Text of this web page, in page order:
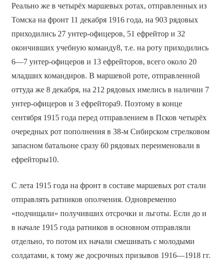
Реально же в четырёх маршевых ротах, отправленных из
Томска на фронт 11 декабря 1916 года, на 903 рядовых
приходились 27 унтер-офицеров, 51 ефрейтор и 32
окончивших учебную команду8, т.е. на роту приходились
6—7 унтер-офицеров и 13 ефрейторов, всего около 20
младших командиров. В маршевой роте, отправленной
оттуда же 8 декабря, на 212 рядовых имелись в наличии 7
унтер-офицеров и 3 ефрейтора9. Поэтому в конце
сентября 1915 года перед отправлением в Псков четырёх
очередных рот пополнения в 38-м Сибирском стрелковом
запасном батальоне сразу 60 рядовых переименовали в
ефрейторы10.
С лета 1915 года на фронт в составе маршевых рот стали
отправлять ратников ополчения. Одновременно
«подчищали» получивших отсрочки и льготы. Если до и
в начале 1915 года ратников в основном отправляли
отдельно, то потом их начали смешивать с молодыми
солдатами, к тому же досрочных призывов 1916—1918 гг.